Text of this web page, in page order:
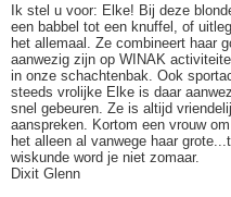
Ik stel u voor: Elke! Bij deze
een babbel tot een knuffel, of
het allemaal. Ze combineert haar
aanwezig zijn op WINAK
in onze schachtenbak. Ook
steeds vrolijke Elke is daar
snel gebeuren. Ze is altijd
aanspreken. Kortom een vrouw
het alleen al vanwege haar
wiskunde word je niet zomaar.
Dixit Glenn